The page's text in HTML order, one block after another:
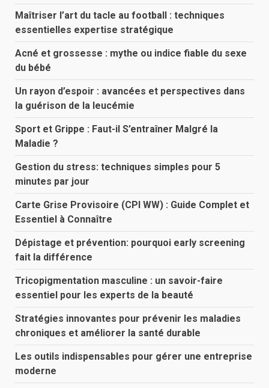
Maîtriser l’art du tacle au football : techniques
essentielles expertise stratégique
Acné et grossesse : mythe ou indice fiable du sexe
du bébé
Un rayon d’espoir : avancées et perspectives dans
la guérison de la leucémie
Sport et Grippe : Faut-il S’entraîner Malgré la
Maladie ?
Gestion du stress: techniques simples pour 5
minutes par jour
Carte Grise Provisoire (CPI WW) : Guide Complet et
Essentiel à Connaître
Dépistage et prévention: pourquoi early screening
fait la différence
Tricopigmentation masculine : un savoir-faire
essentiel pour les experts de la beauté
Stratégies innovantes pour prévenir les maladies
chroniques et améliorer la santé durable
Les outils indispensables pour gérer une entreprise
moderne